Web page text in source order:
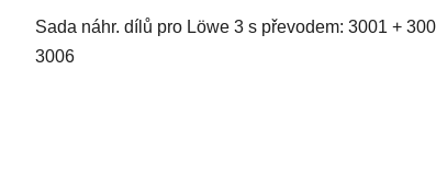
Sada náhr. dílů pro Löwe 3 s převodem: 3001 +
3006